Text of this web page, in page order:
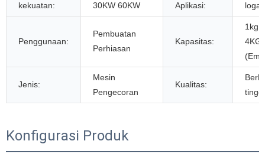
kekuatan: 30KW 60KW Aplikasi:
Penggunaan:
Pembuatan
Perhiasan
Kapasitas:
1kg
4KG
Jenis:
Mesin
Pengecoran
Kualitas:
tinggi
Konfigurasi Produk